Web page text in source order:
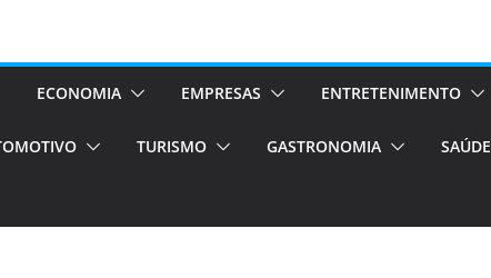
únicas e
de volta!
ECONOMIA EMPRESAS ENTRETENIMENTO
TURISMO GASTRONOMIA SAÚDE